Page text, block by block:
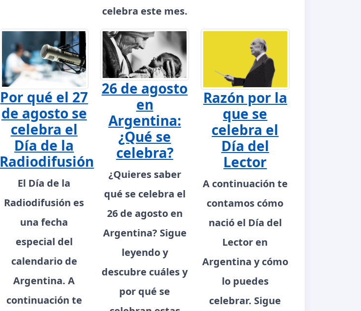
celebra este mes.
Por qué el 27
de agosto se
celebra el
Día de la
Radiodifusión
El Día de la
Radiodifusión es
una fecha
especial del
calendario de
Argentina. A
continuación te
26 de agosto
en
Argentina:
¿Qué se
celebra?
¿Quieres saber
qué se celebra el
26 de agosto en
Argentina? Sigue
leyendo y
descubre cuáles y
por qué se
Razón por la
que se
celebra el
Día del
Lector
A continuación te
contamos cómo
nació el Día del
Lector en
Argentina y cómo
lo puedes
celebrar. Sigue